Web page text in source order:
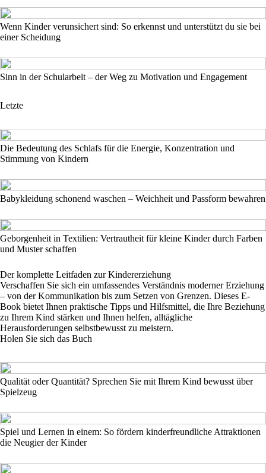
Wenn Kinder verunsichert sind: So erkennst und unterstützt du sie bei
einer Scheidung
Sinn in der Schularbeit – der Weg zu Motivation und Engagement
Letzte
Die Bedeutung des Schlafs für die Energie, Konzentration und
Stimmung von Kindern
Babykleidung schonend waschen – Weichheit und Passform bewahren
Geborgenheit in Textilien: Vertrautheit für kleine Kinder durch Farben
und Muster schaffen
Der komplette Leitfaden zur Kindererziehung
Verschaffen Sie sich ein umfassendes Verständnis moderner Erziehung
– von der Kommunikation bis zum Setzen von Grenzen. Dieses E-
Book bietet Ihnen praktische Tipps und Hilfsmittel, die Ihre Beziehung
zu Ihrem Kind stärken und Ihnen helfen, alltägliche
Herausforderungen selbstbewusst zu meistern.
Holen Sie sich das Buch
Qualität oder Quantität? Sprechen Sie mit Ihrem Kind bewusst über
Spielzeug
Spiel und Lernen in einem: So fördern kinderfreundliche Attraktionen
die Neugier der Kinder